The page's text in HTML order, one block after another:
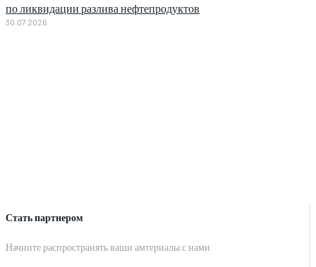
Стать партнером
Начните распространять ваши амтериалы с нами
по ликвидации разлива нефтепродуктов
30.07.2026